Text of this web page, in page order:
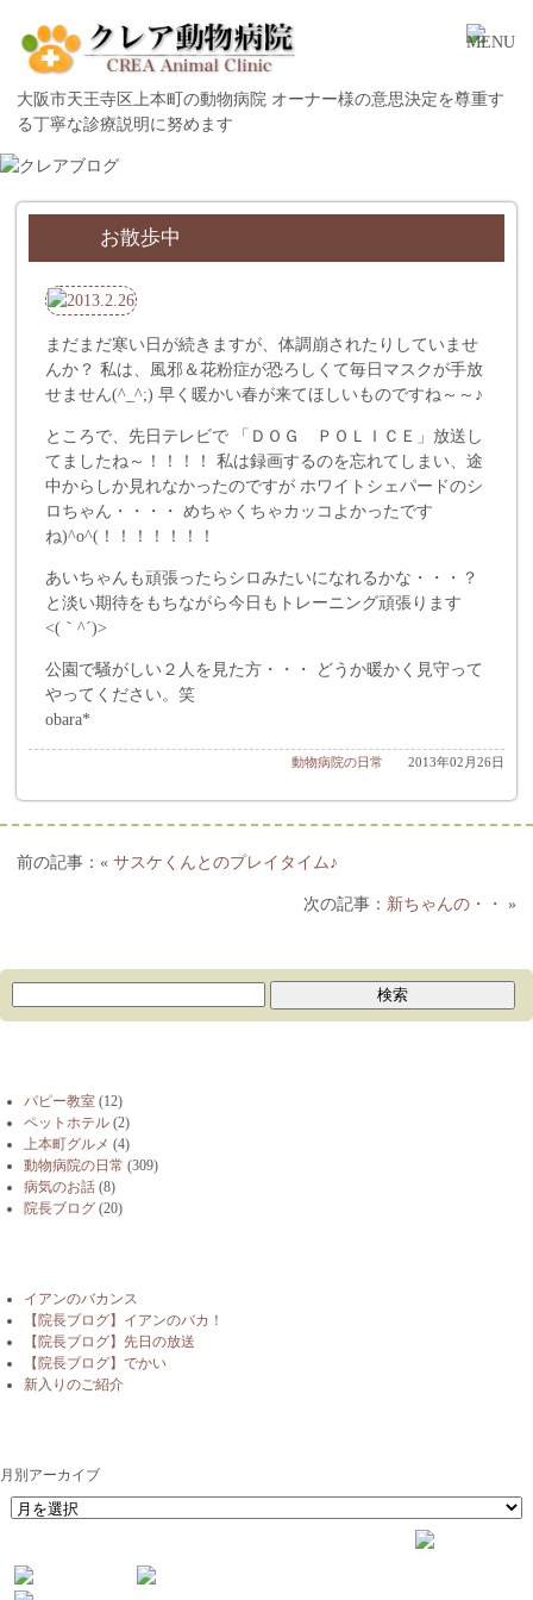
大阪市天王寺区上本町の動物病院 オーナー様の意思決定を尊重す
る丁寧な診療説明に努めます
お散歩中
まだまだ寒い日が続きますが、体調崩されたりしていませ
んか？ 私は、風邪＆花粉症が恐ろしくて毎日マスクが手放
せません(^_^;) 早く暖かい春が来てほしいものですね～～♪
ところで、先日テレビで 「ＤＯＧ ＰＯＬＩＣＥ」放送し
てましたね～！！！！ 私は録画するのを忘れてしまい、途
中からしか見れなかったのですが ホワイトシェパードのシ
ロちゃん・・・・ めちゃくちゃカッコよかったです
ね)^o^(！！！！！！！
あいちゃんも頑張ったらシロみたいになれるかな・・・？
と淡い期待をもちながら今日もトレーニング頑張ります
<(｀^´)>
公園で騒がしい２人を見た方・・・ どうか暖かく見守って
やってください。笑
obara*
2013年02月26日
動物病院の日常
« サスケくんとのプレイタイム♪
新ちゃんの・・ »
パピー教室 (12)
ペットホテル (2)
上本町グルメ (4)
動物病院の日常 (309)
病気のお話 (8)
院長ブログ (20)
イアンのバカンス
【院長ブログ】イアンのバカ！
【院長ブログ】先日の放送
【院長ブログ】でかい
新入りのご紹介
月別アーカイブ